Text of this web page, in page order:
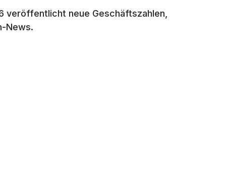
veröffentlicht neue Geschäftszahlen,
News.